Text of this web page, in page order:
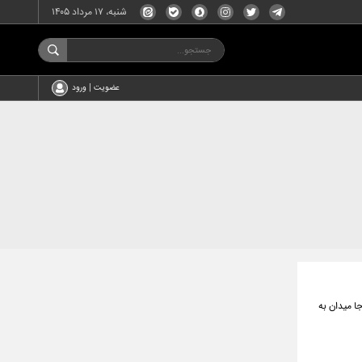
شنبه، ۱۷ مرداد ۱۴۰۵
عضویت | ورود
میدان به